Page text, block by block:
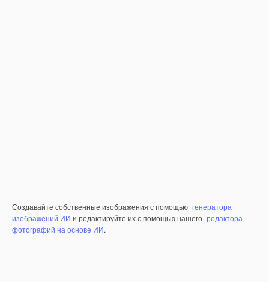
Создавайте собственные изображения с помощью генератора
изображений ИИ и редактируйте их с помощью нашего редактора
фотографий на основе ИИ.